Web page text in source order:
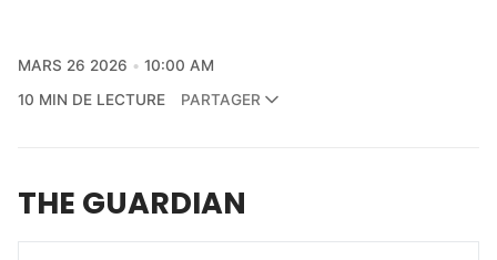
MARS 26 2026
10:00 AM
10 MIN DE LECTURE
PARTAGER
THE GUARDIAN